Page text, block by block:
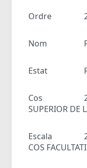
Ordre
Nom
Estat
Cos
SUPERIOR DE
Escala
COS